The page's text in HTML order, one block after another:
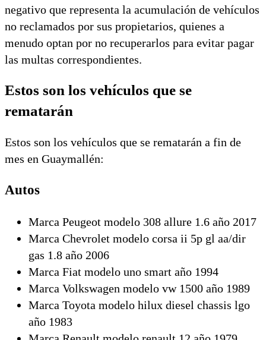
negativo que representa la acumulación de vehículos
no reclamados por sus propietarios, quienes a
menudo optan por no recuperarlos para evitar pagar
las multas correspondientes.
Estos son los vehículos que se
rematarán
Estos son los vehículos que se rematarán a fin de
mes en Guaymallén:
Autos
Marca Peugeot modelo 308 allure 1.6 año 2017
Marca Chevrolet modelo corsa ii 5p gl aa/dir
gas 1.8 año 2006
Marca Fiat modelo uno smart año 1994
Marca Volkswagen modelo vw 1500 año 1989
Marca Toyota modelo hilux diesel chassis lgo
año 1983